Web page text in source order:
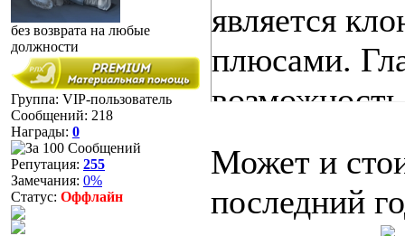
без возврата на любые
должности
Группа: VIP-пользователь
Сообщений: 218
Награды: 0
Репутация: 255
Замечания: 0%
Статус: Оффлайн
является
плюсами.
возможность
графики.
Так вот я
Может и
последний